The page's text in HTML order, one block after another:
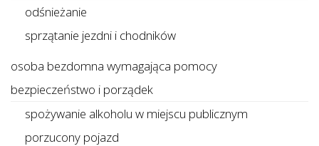
odśnieżanie
sprzątanie jezdni i chodników
osoba bezdomna wymagająca pomocy
bezpieczeństwo i porządek
spożywanie alkoholu w miejscu publicznym
porzucony pojazd